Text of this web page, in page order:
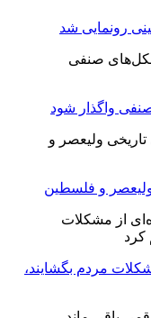
رونمایی شد
واگذار شود
ولیعصر و فلسطین
مردم بگشایند،